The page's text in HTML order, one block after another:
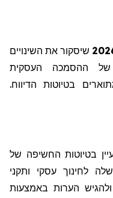
שיסקור את השינויים
של ההסמכה העסקית
בטיוטות הדיווח.
לחינוך עסקי ותקני